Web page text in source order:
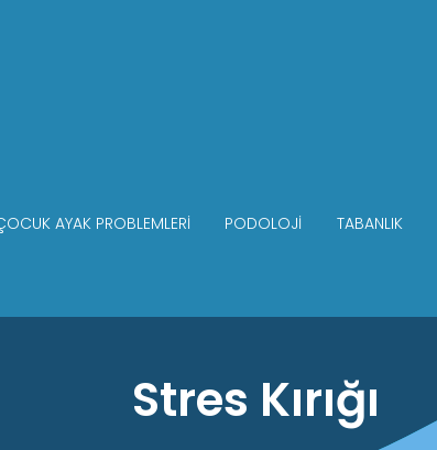
AYAK PROBLEMLERI PODOLOJI TABANLIK
Stres Kırığı